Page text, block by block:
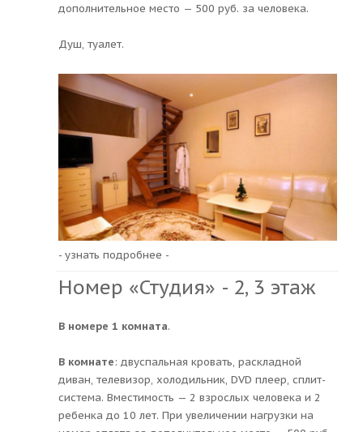
дополнительное место — 500 руб. за человека.
Душ, туалет.
- узнать подробнее -
Номер «Студия» - 2, 3 этаж
В номере 1 комната.
В комнате: двуспальная кровать, раскладной
диван, телевизор, холодильник, DVD плеер, сплит-
система. Вместимость — 2 взрослых человека и 2
ребенка до 10 лет. При увеличении нагрузки на